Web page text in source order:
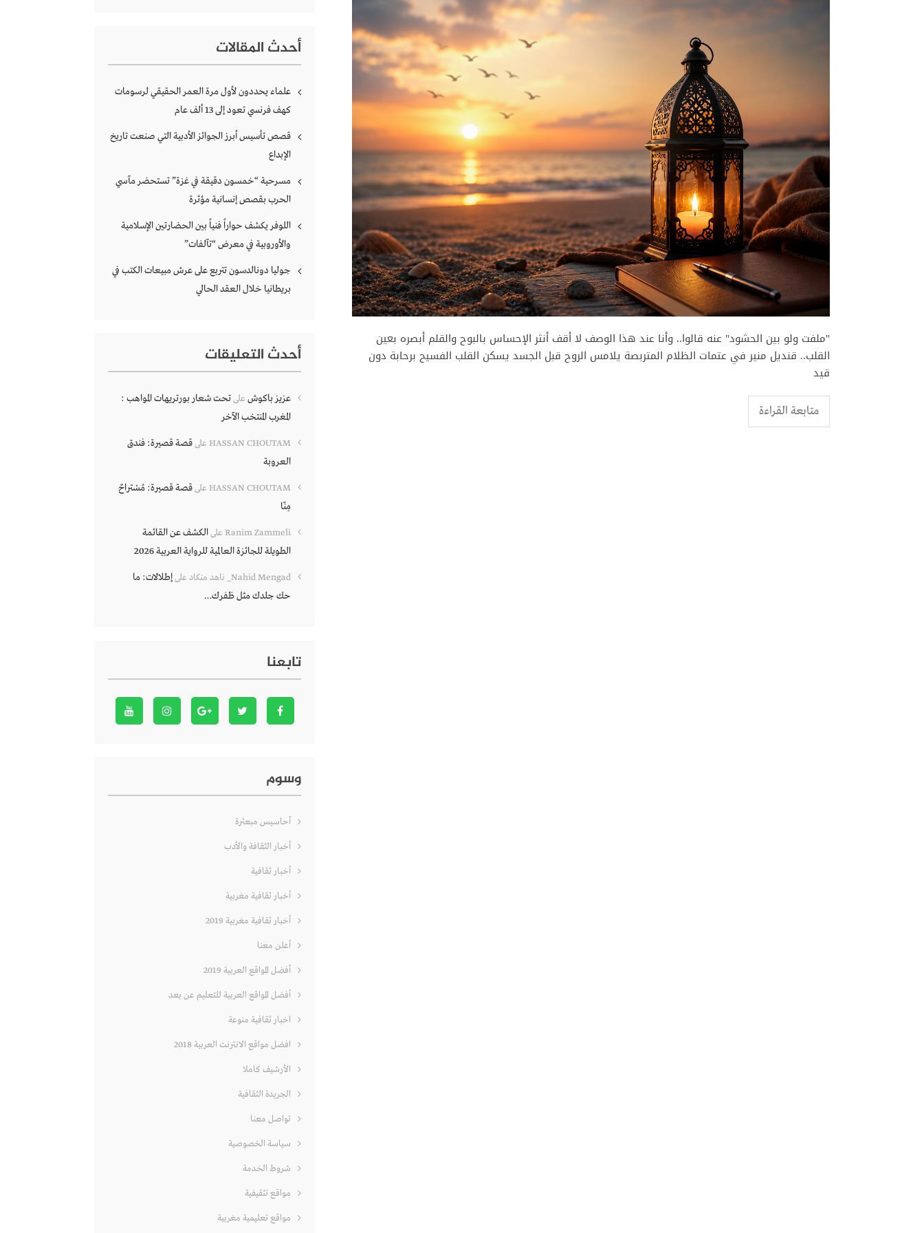
"ملفت ولو بين الحشود" عنه قالوا.. وأنا عند هذا الوصف لا أقف أنثر الإحساس بالبوح والقلم أبصره بعين
القلب.. قنديل منير في عتمات الظلام المتربصة يلامس الروح قبل الجسد يسكن القلب الفسيح برحابة دون
قيد
متابعة القراءة
أحدث المقالات
علماء يحددون لأول مرة العمر الحقيقي لرسومات
كهف فرنسي تعود إلى 13 ألف عام
قصص تأسيس أبرز الجوائز الأدبية التي صنعت تاريخ
الإبداع
مسرحية “خمسون دقيقة في غزة” تستحضر مآسي
الحرب بقصص إنسانية مؤثرة
اللوفر يكشف حواراً فنياً بين الحضارتين الإسلامية
والأوروبية في معرض “تآلفات”
جوليا دونالدسون تتربع على عرش مبيعات الكتب في
بريطانيا خلال العقد الحالي
أحدث التعليقات
عزيز باكوش علىتحت شعار بورتريهات المواهب :
المغرب المنتخب الآخر
HASSAN CHOUTAM علىقصة قصيرة: فندق
العروبة
HASSAN CHOUTAM علىقصة قصيرة: مُسْتراحٌ
مِنّا
Ranim Zammeli علىالكشف عن القائمة
الطويلة للجائزة العالمية للرواية العربية 2026
Nahid Mengad_ ناهد منكاد علىإطلالات: ما
حك جلدك مثل ظفرك…
تابعنا
وسوم
أحاسيس مبعثرة
أخبار الثقافة والأدب
أخبار ثقافية
أخبار ثقافية مغربية
أخبار ثقافية مغربية 2019
أعلن معنا
أفضل المواقع العربية 2019
أفضل المواقع العربية للتعليم عن بعد
اخبار ثقافية منوعة
افضل مواقع الانترنت العربية 2018
الأرشيف كاملا
الجريدة الثقافية
تواصل معنا
سياسة الخصوصية
شروط الخدمة
مواقع تثقيفية
مواقع تعليمية مغربية